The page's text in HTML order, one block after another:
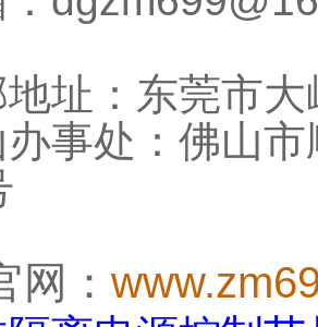
：东莞市大
处：佛山市
网：